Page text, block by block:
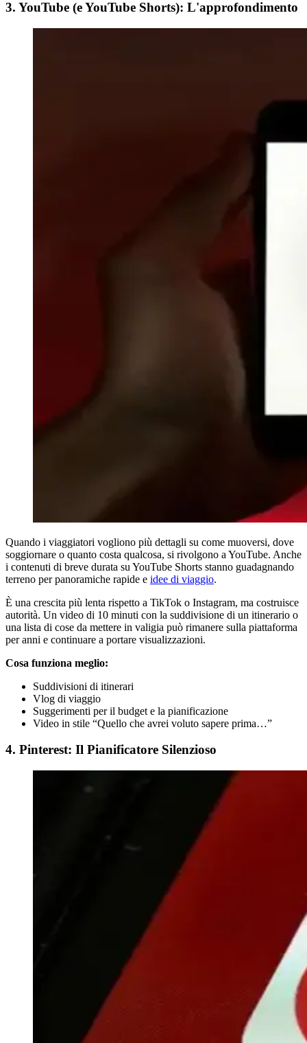
3. YouTube (e YouTube Shorts): L'approfondimento
Quando i viaggiatori vogliono più dettagli su come muoversi, dove
soggiornare o quanto costa qualcosa, si rivolgono a YouTube. Anche
i contenuti di breve durata su YouTube Shorts stanno guadagnando
terreno per panoramiche rapide e idee di viaggio.
È una crescita più lenta rispetto a TikTok o Instagram, ma costruisce
autorità. Un video di 10 minuti con la suddivisione di un itinerario o
una lista di cose da mettere in valigia può rimanere sulla piattaforma
per anni e continuare a portare visualizzazioni.
Cosa funziona meglio:
Suddivisioni di itinerari
Vlog di viaggio
Suggerimenti per il budget e la pianificazione
Video in stile “Quello che avrei voluto sapere prima…”
4. Pinterest: Il Pianificatore Silenzioso